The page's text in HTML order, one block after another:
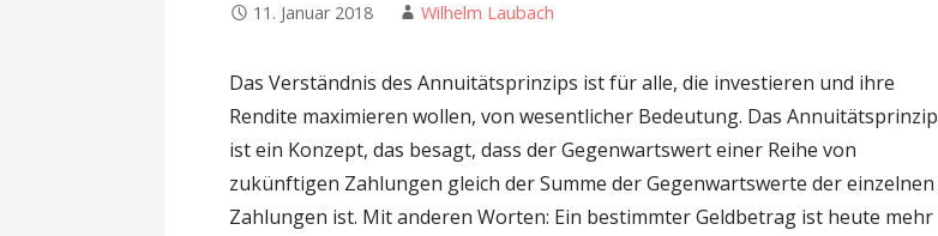
11. Januar 2018 Wilhelm Laubach
Das Verständnis des Annuitätsprinzips ist für alle, die investieren und ihre
Rendite maximieren wollen, von wesentlicher Bedeutung. Das Annuitätsprinzip
ist ein Konzept, das besagt, dass der Gegenwartswert einer Reihe von
zukünftigen Zahlungen gleich der Summe der Gegenwartswerte der einzelnen
Zahlungen ist. Mit anderen Worten: Ein bestimmter Geldbetrag ist heute mehr